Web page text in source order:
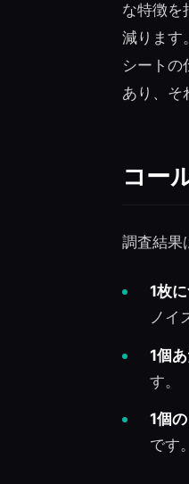
な特徴を
減ります
シート
あり、そ
コー
調査結果
1枚
ノイ
1個
す。
1個
です。